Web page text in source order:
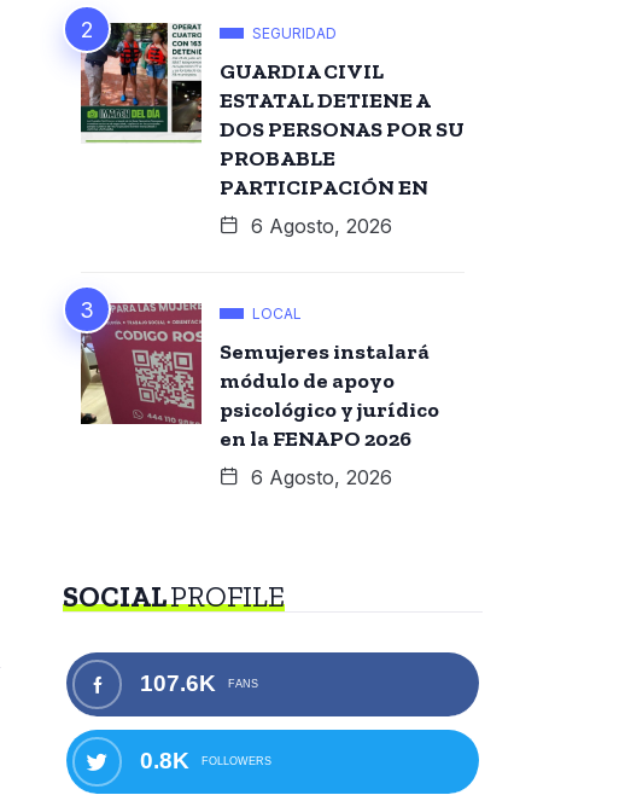
SEGURIDAD
GUARDIA CIVIL
ESTATAL DETIENE A
DOS PERSONAS POR SU
PROBABLE
PARTICIPACIÓN EN
6 Agosto, 2026
LOCAL
Semujeres instalará
módulo de apoyo
psicológico y jurídico
en la FENAPO 2026
6 Agosto, 2026
SOCIALPROFILE
107.6K FANS
0.8K FOLLOWERS